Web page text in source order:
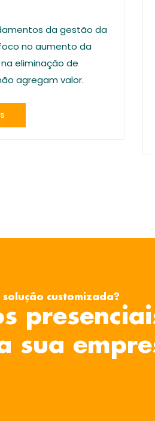
da gestão da
no aumento da
eliminação de
agregam valor.
solução customizada?
sua